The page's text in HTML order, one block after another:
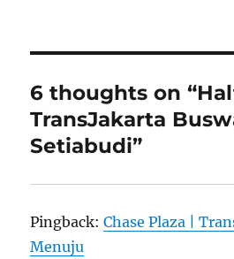
6 thoughts on
TransJakarta
Setiabudi”
Pingback:Chase Plaza |
Menuju